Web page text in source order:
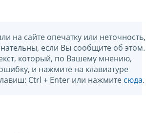
на сайте опечатку или неточность,
если Вы сообщите об этом.
который, по Вашему мнению,
и нажмите на клавиатуре
Ctrl + Enter или нажмите сюда.